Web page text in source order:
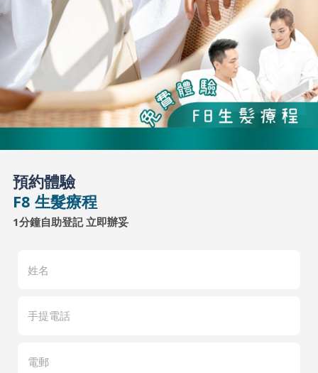
預約體驗
F8 生髮療程
1分鐘自助登記 立即辦妥